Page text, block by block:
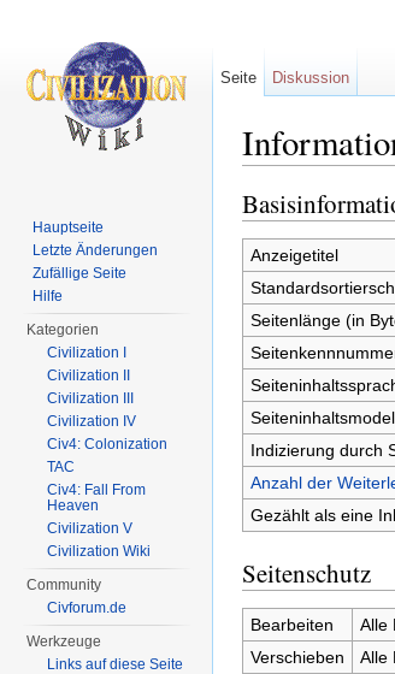
Anzeigetitel
Seitenlänge (in
Indizierung durch
Anzahl der
Gezählt als eine
Seitenschutz
Bearbeiten
Alle
Verschieben
Alle
Seite Diskussion
Hauptseite
Letzte Änderungen
Zufällige Seite
Hilfe
Kategorien
Civilization I
Civilization II
Civilization III
Civilization IV
Civ4: Colonization
TAC
Civ4: Fall From
Heaven
Civilization V
Civilization Wiki
Community
Civforum.de
Werkzeuge
Links auf diese Seite